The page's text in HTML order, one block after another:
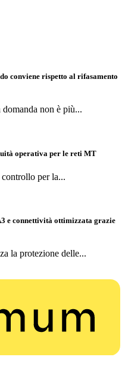
conviene rispetto al rifasamento
non è più...
operativa per le reti MT
per la...
e connettività ottimizzata grazie
la protezione delle...